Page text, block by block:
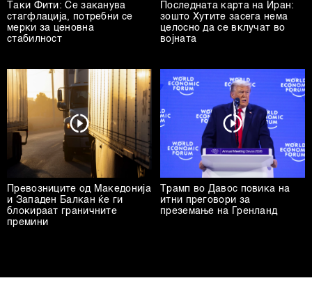
Таки Фити: Се заканува
стагфлација, потребни се
мерки за ценовна
стабилност
Последната карта на Иран:
зошто Хутите засега нема
целосно да се вклучат во
војната
Превозниците од Македонија
и Западен Балкан ќе ги
блокираат граничните
премини
Трамп во Давос повика на
итни преговори за
преземање на Гренланд